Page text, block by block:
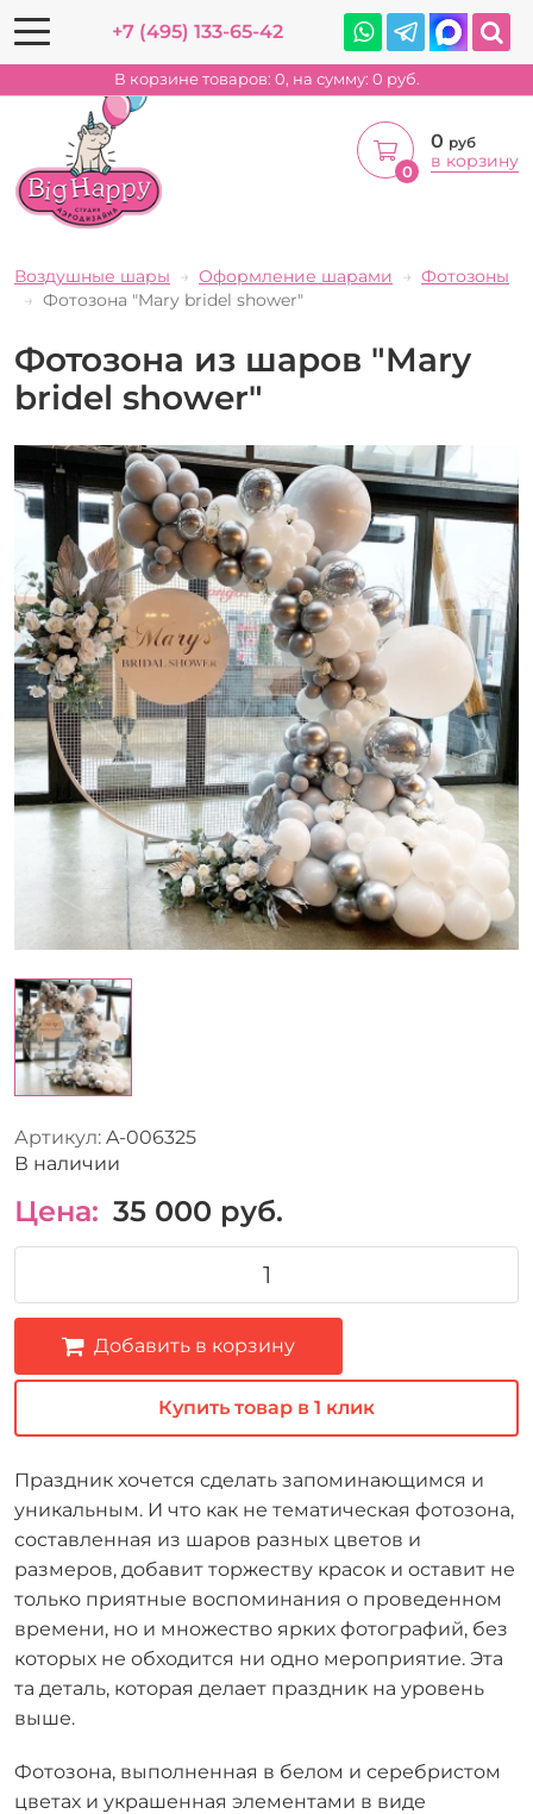
+7 (495) 133-65-42
В корзине товаров: 0, на сумму: 0 руб.
0
0 руб
в корзину
Воздушные шары Оформление шарами
Фотозоны
Фотозона "Mary bridel shower"
Фотозона из шаров "Mary
bridel shower"
Артикул: A-006325
В наличии
Цена: 35 000 руб.
Добавить в корзину
Купить товар в 1 клик
Праздник хочется сделать запоминающимся и
уникальным. И что как не тематическая фотозона,
составленная из шаров разных цветов и
размеров, добавит торжеству красок и оставит не
только приятные воспоминания о проведенном
времени, но и множество ярких фотографий, без
которых не обходится ни одно мероприятие. Эта
та деталь, которая делает праздник на уровень
выше.
Фотозона, выполненная в белом и серебристом
цветах и украшенная элементами в виде